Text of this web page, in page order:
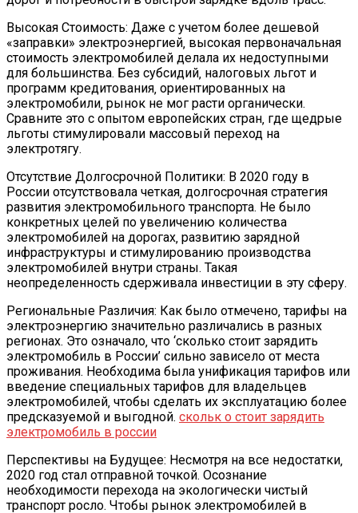
Высокая Стоимость: Даже с учетом более дешевой
«заправки» электроэнергией‚ высокая первоначальная
стоимость электромобилей делала их недоступными
для большинства. Без субсидий‚ налоговых льгот и
программ кредитования‚ ориентированных на
электромобили‚ рынок не мог расти органически.
Сравните это с опытом европейских стран‚ где щедрые
льготы стимулировали массовый переход на
электротягу.
Отсутствие Долгосрочной Политики: В 2020 году в
России отсутствовала четкая‚ долгосрочная стратегия
развития электромобильного транспорта. Не было
конкретных целей по увеличению количества
электромобилей на дорогах‚ развитию зарядной
инфраструктуры и стимулированию производства
электромобилей внутри страны. Такая
неопределенность сдерживала инвестиции в эту сферу.
Региональные Различия: Как было отмечено‚ тарифы на
электроэнергию значительно различались в разных
регионах. Это означало‚ что ‘сколько стоит зарядить
электромобиль в России’ сильно зависело от места
проживания. Необходима была унификация тарифов или
введение специальных тарифов для владельцев
электромобилей‚ чтобы сделать их эксплуатацию более
предсказуемой и выгодной. скольк о стоит зарядить
электромобиль в россии
Перспективы на Будущее: Несмотря на все недостатки‚
2020 год стал отправной точкой. Осознание
необходимости перехода на экологически чистый
транспорт росло. Чтобы рынок электромобилей в